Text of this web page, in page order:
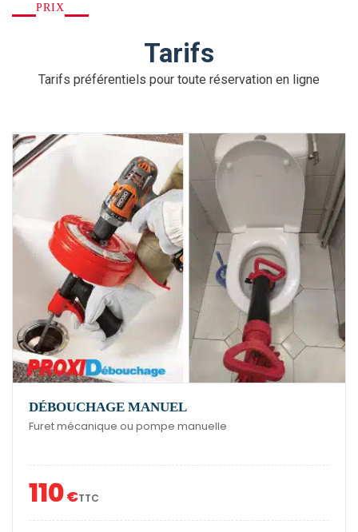
PRIX
Tarifs
Tarifs préférentiels pour toute réservation en ligne
DÉBOUCHAGE MANUEL
Furet mécanique ou pompe manuelle
110€TTC